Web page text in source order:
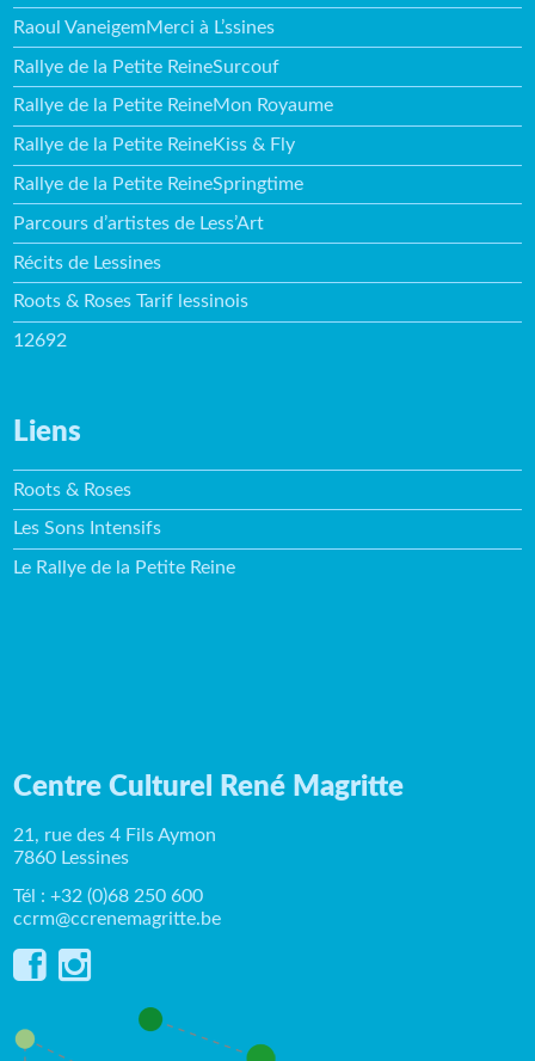
Raoul VaneigemMerci à L’ssines
Rallye de la Petite ReineSurcouf
Rallye de la Petite ReineMon Royaume
Rallye de la Petite ReineKiss & Fly
Rallye de la Petite ReineSpringtime
Parcours d’artistes de Less’Art
Récits de Lessines
Roots & Roses Tarif lessinois
12692
Liens
Roots & Roses
Les Sons Intensifs
Le Rallye de la Petite Reine
Centre Culturel René Magritte
21, rue des 4 Fils Aymon
7860 Lessines
Tél : +32 (0)68 250 600
ccrm@ccrenemagritte.be